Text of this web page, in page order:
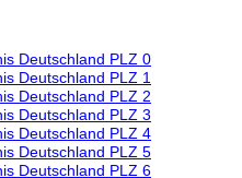
Deutschland PLZ 0
Deutschland PLZ 1
Deutschland PLZ 2
Deutschland PLZ 3
Deutschland PLZ 4
Deutschland PLZ 5
Deutschland PLZ 6